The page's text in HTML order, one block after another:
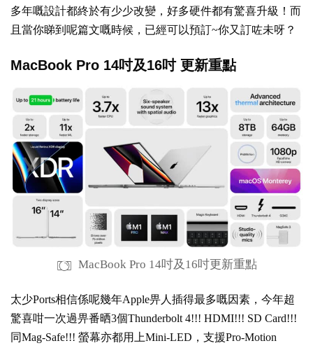
多年嘅設計都終於有少少改變，好多硬件都有驚喜升級！而
且當你睇到呢篇文嘅時候，已經可以預訂~你又訂咗未呀？
MacBook Pro 14吋及16吋 更新重點
MacBook Pro 14吋及16吋更新重點
太少Ports相信係呢幾年Apple畀人插得最多嘅因素，今年超
驚喜咁一次過畀番晒3個Thunderbolt 4!!! HDMI!!! SD Card!!!
同Mag-Safe!!! 螢幕亦都用上Mini-LED，支援Pro-Motion